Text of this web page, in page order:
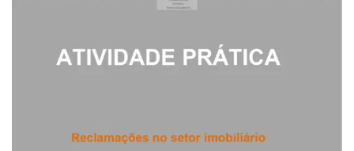
Elaboramos os portfólios